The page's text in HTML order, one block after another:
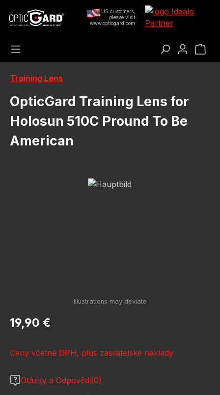
Přejít na hlavní obsah
US customers,
please visit
www.opticgard.com
Training Lens
OpticGard Training Lens for
Holosun 510C Pround To Be
American
Přeskočit galerii obrázků
Běžná cena:
19,90 €
Ceny včetně DPH, plus zasilatelské náklady
Otázky a Odpovědi(0)